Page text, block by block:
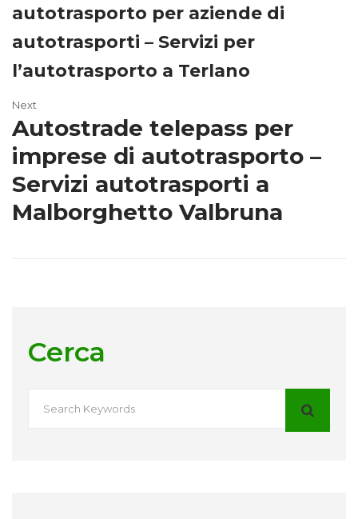
autotrasporto per aziende di
autotrasporti – Servizi per
l’autotrasporto a Terlano
Next
Autostrade telepass per
imprese di autotrasporto –
Servizi autotrasporti a
Malborghetto Valbruna
Cerca